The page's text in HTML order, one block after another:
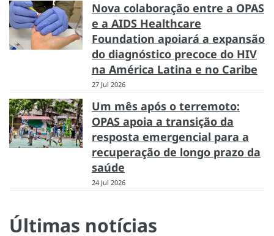
Nova colaboração entre a OPAS
e a AIDS Healthcare
Foundation apoiará a expansão
do diagnóstico precoce do HIV
na América Latina e no Caribe
27 Jul 2026
Um mês após o terremoto:
OPAS apoia a transição da
resposta emergencial para a
recuperação de longo prazo da
saúde
24 Jul 2026
Últimas notícias